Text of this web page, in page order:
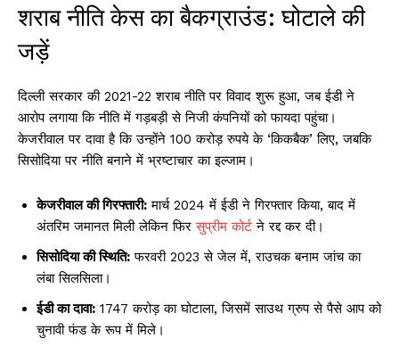
शराब नीति केस का बैकग्राउंड: घोटाले की
जड़ें
दिल्ली सरकार की 2021-22 शराब नीति पर विवाद शुरू हुआ, जब ईडी ने
आरोप लगाया कि नीति में गड़बड़ी से निजी कंपनियों को फायदा पहुंचा।
केजरीवाल पर दावा है कि उन्होंने 100 करोड़ रुपये के ‘किकबैक’ लिए, जबकि
सिसोदिया पर नीति बनाने में भ्रष्टाचार का इल्जाम।
केजरीवाल की गिरफ्तारी: मार्च 2024 में ईडी ने गिरफ्तार किया, बाद में
अंतरिम जमानत मिली लेकिन फिरसुप्रीम कोर्ट ने रद्द कर दी।
सिसोदिया की स्थिति: फरवरी 2023 से जेल में, राउचक बनाम जांच का
लंबा सिलसिला।
ईडी का दावा: 1747 करोड़ का घोटाला, जिसमें साउथ ग्रुप से पैसे आप को
चुनावी फंड के रूप में मिले।